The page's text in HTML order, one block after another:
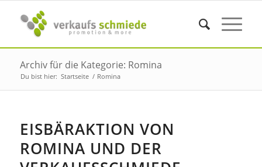
Archiv für die Kategorie: Romina
Du bist hier: Startseite / Romina
EISBÄRAKTION VON
ROMINA UND DER